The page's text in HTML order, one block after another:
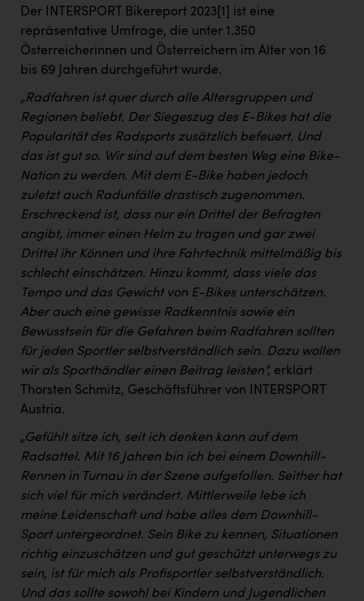
Der INTERSPORT Bikereport 2023 [1]
ist eine
repräsentative Umfrage, die unter 1.350
Österreicherinnen und Österreichern im Alter von 16
bis 69 Jahren durchgeführt wurde.
„Radfahren ist quer durch alle Altersgruppen und
Regionen beliebt. Der Siegeszug des E-Bikes hat die
Popularität des Radsports zusätzlich befeuert. Und
das ist gut so. Wir sind auf dem besten Weg eine Bike-
Nation zu werden. Mit dem E-Bike haben jedoch
zuletzt auch Radunfälle drastisch zugenommen.
Erschreckend ist, dass nur ein Drittel der Befragten
angibt, immer einen Helm zu tragen und gar zwei
Drittel ihr Können und ihre Fahrtechnik mittelmäßig bis
schlecht einschätzen. Hinzu kommt, dass viele das
Tempo und das Gewicht von E-Bikes unterschätzen.
Aber auch eine gewisse Radkenntnis sowie ein
Bewusstsein für die Gefahren beim Radfahren sollten
für jeden Sportler selbstverständlich sein. Dazu wollen
wir als Sporthändler einen Beitrag leisten“, erklärt
Thorsten Schmitz, Geschäftsführer von INTERSPORT
Austria.
„Gefühlt sitze ich, seit ich denken kann auf dem
Radsattel. Mit 16 Jahren bin ich bei einem Downhill-
Rennen in Turnau in der Szene aufgefallen. Seither hat
sich viel für mich verändert. Mittlerweile lebe ich
meine Leidenschaft und habe alles dem Downhill-
Sport untergeordnet. Sein Bike zu kennen, Situationen
richtig einzuschätzen und gut geschützt unterwegs zu
sein, ist für mich als Profisportler selbstverständlich.
Und das sollte sowohl bei Kindern und Jugendlichen